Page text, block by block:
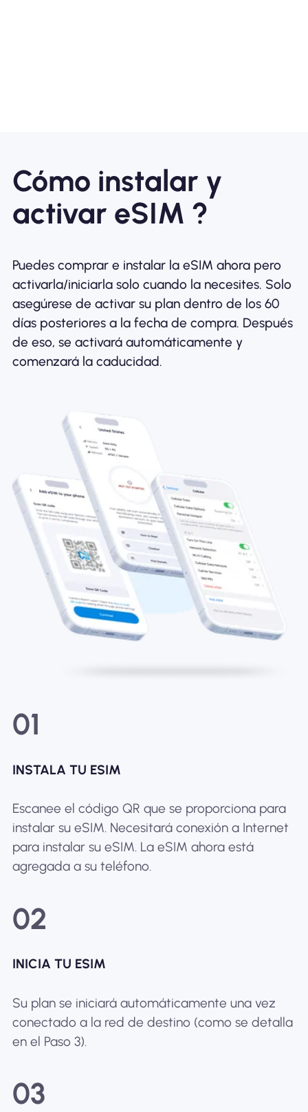
Cómo instalar y
activar eSIM ?
Puedes comprar e instalar la eSIM ahora pero
activarla/iniciarla solo cuando la necesites. Solo
asegúrese de activar su plan dentro de los 60
días posteriores a la fecha de compra. Después
de eso, se activará automáticamente y
comenzará la caducidad.
01
INSTALA TU ESIM
Escanee el código QR que se proporciona para
instalar su eSIM. Necesitará conexión a Internet
para instalar su eSIM. La eSIM ahora está
agregada a su teléfono.
02
INICIA TU ESIM
Su plan se iniciará automáticamente una vez
conectado a la red de destino (como se detalla
en el Paso 3).
03